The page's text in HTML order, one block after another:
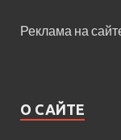
Реклама на
О САЙТЕ